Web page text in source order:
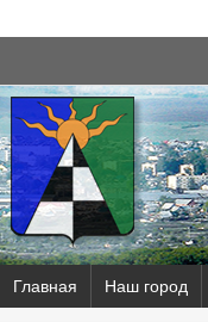
Главная Наш город